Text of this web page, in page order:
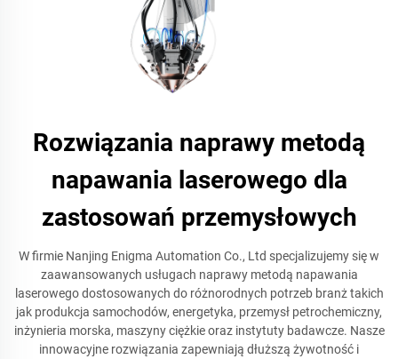
Rozwiązania naprawy metodą
napawania laserowego dla
zastosowań przemysłowych
W firmie Nanjing Enigma Automation Co., Ltd specjalizujemy się w
zaawansowanych usługach naprawy metodą napawania
laserowego dostosowanych do różnorodnych potrzeb branż takich
jak produkcja samochodów, energetyka, przemysł petrochemiczny,
inżynieria morska, maszyny ciężkie oraz instytuty badawcze. Nasze
innowacyjne rozwiązania zapewniają dłuższą żywotność i